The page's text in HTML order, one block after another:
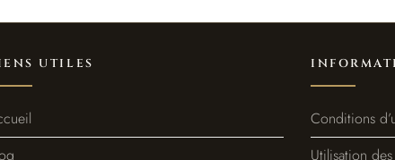
UTILES
Conditions
Utilisation